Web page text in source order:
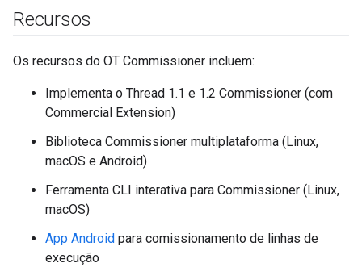
Recursos
Os recursos do OT Commissioner incluem:
Implementa o Thread 1.1 e 1.2 Commissioner (com
Commercial Extension)
Biblioteca Commissioner multiplataforma (Linux,
macOS e Android)
Ferramenta CLI interativa para Commissioner (Linux,
macOS)
App Android para comissionamento de linhas de
execução